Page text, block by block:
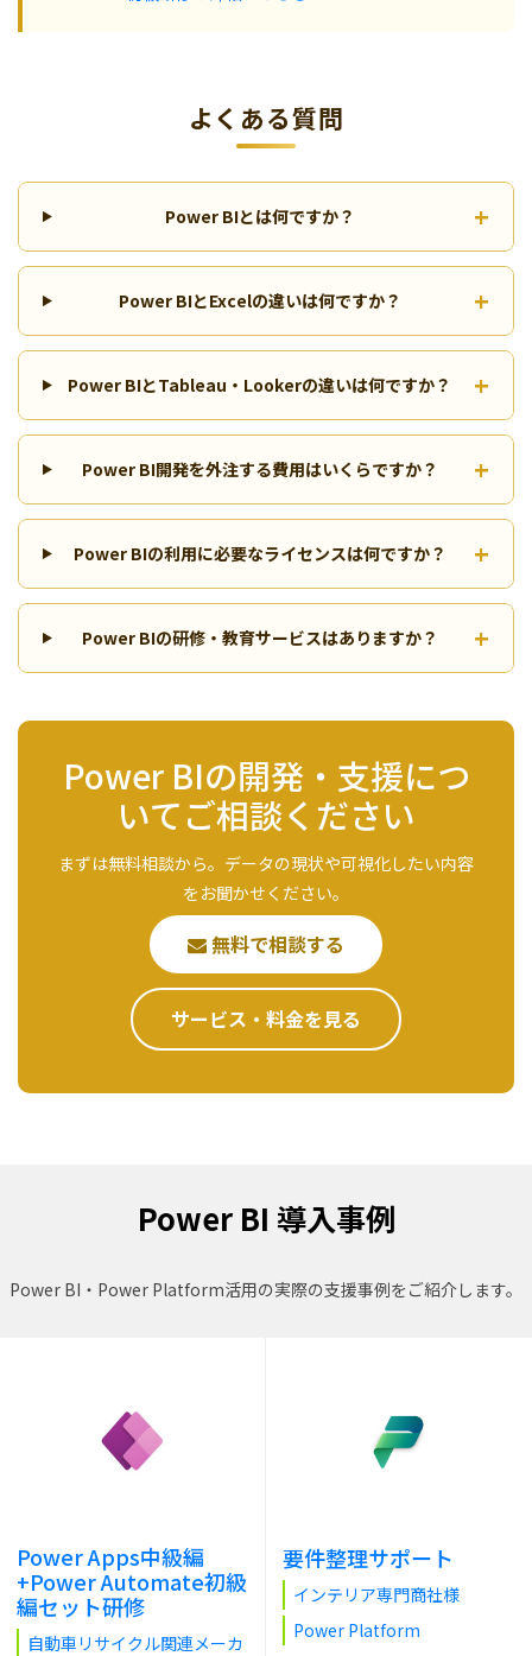
よくある質問
Power BIとは何ですか？
Power BIとExcelの違いは何ですか？
Power BIとTableau・Lookerの違いは何ですか？
Power BI開発を外注する費用はいくらですか？
Power BIの利用に必要なライセンスは何ですか？
Power BIの研修・教育サービスはありますか？
Power BIの開発・支援につ
いてご相談ください
まずは無料相談から。データの現状や可視化したい内容
をお聞かせください。
無料で相談する
サービス・料金を見る
Power BI 導入事例
Power BI・Power Platform活用の実際の支援事例をご紹介します。
Power Apps中級編
+Power Automate初級
編セット研修
自動車リサイクル関連メーカ
要件整理サポート
インテリア専門商社様
Power Platform